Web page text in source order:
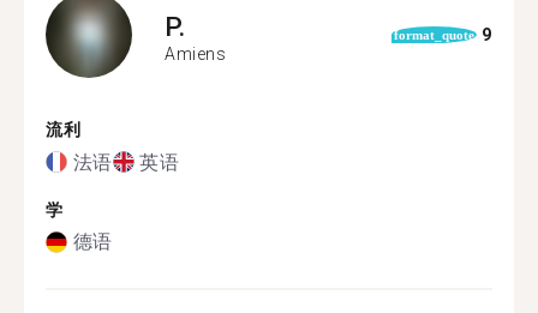
P.
Amiens
format_quote 9
流利
法语 英语
学
德语